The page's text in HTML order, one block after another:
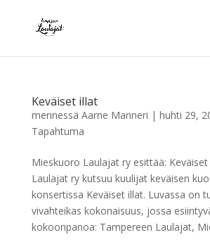
Keväiset illat
mennessä Aarne Manneri | huhti 29,
Tapahtuma
Mieskuoro Laulajat ry esittää:
Laulajat ry kutsuu kuulijat keväisen
konsertissa Keväiset illat. Luvassa on
vivahteikas kokonaisuus, jossa
kokoonpanoa: Tampereen Laulajat,